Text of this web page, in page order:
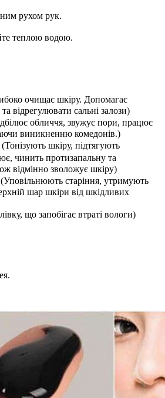
рухом рук.
теплою водою.
очищає шкіру. Допомагає
відрегулювати сальні залози)
обличчя, звужує пори, працює
виникненню комедонів.)
шкіру, підтягують
чинить протизапальну та
відмінно зволожує шкіру)
старіння, утримують
шар шкіри від шкідливих
що запобігає втраті вологи)